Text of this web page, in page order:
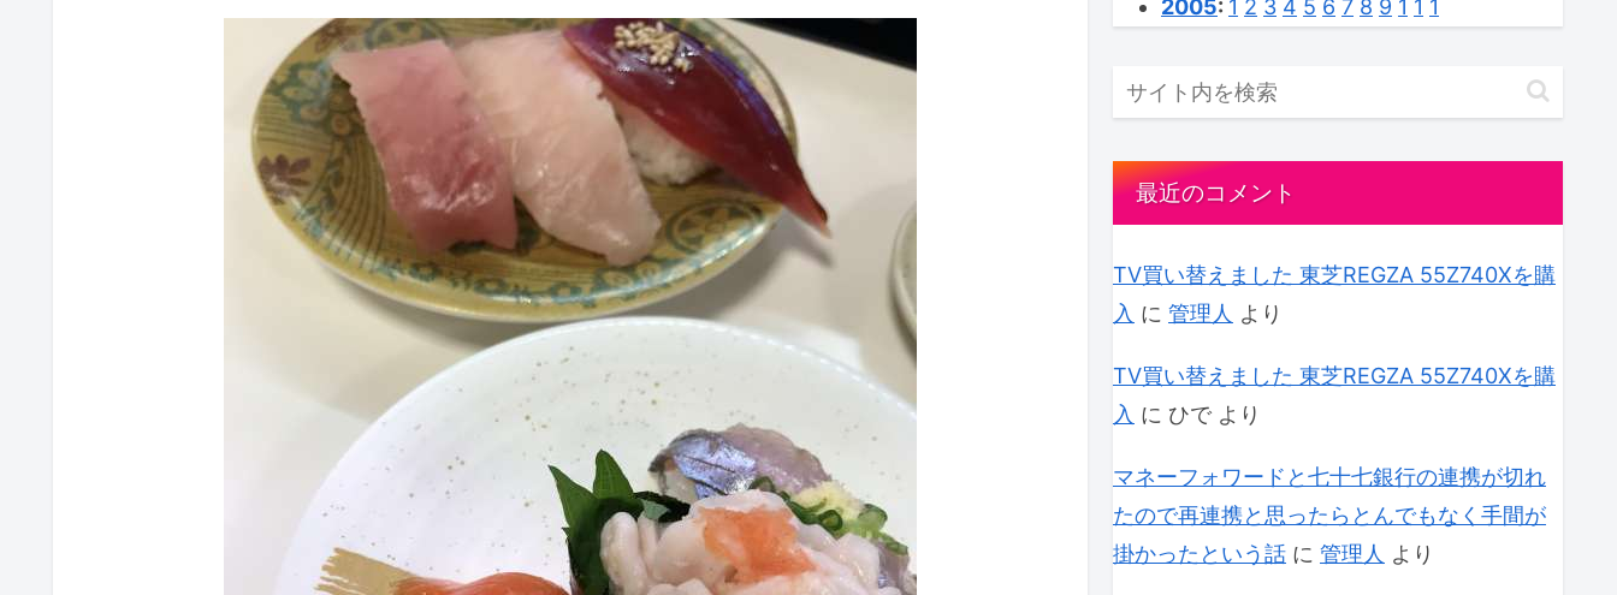
2005: 1 2 3 4 5 6 7 8 9 1 1 1
最近のコメント
TV買い替えました 東芝REGZA 55Z740Xを購
入 に 管理人 より
TV買い替えました 東芝REGZA 55Z740Xを購
入 に ひでより
マネーフォワードと七十七銀行の連携が切れ
たので再連携と思ったらとんでもなく手間が
掛かったという話 に 管理人 より